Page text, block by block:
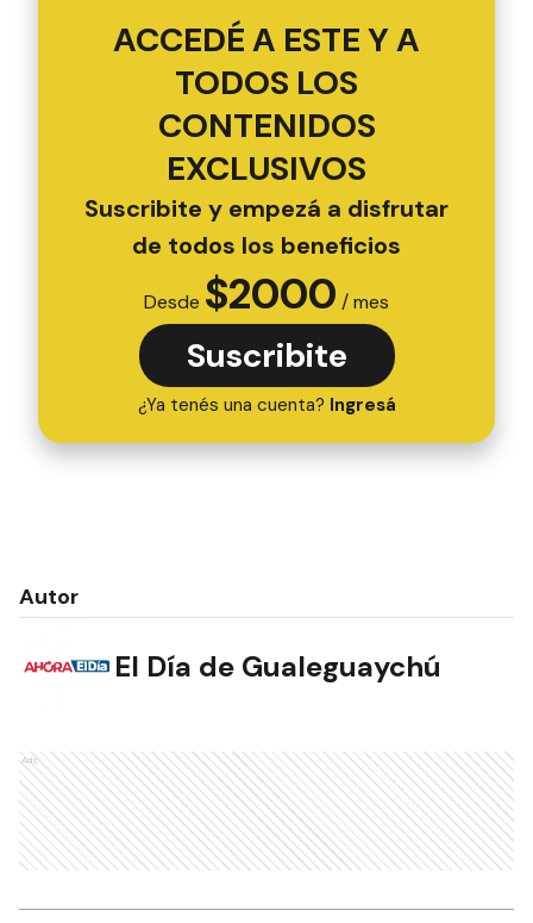
ACCEDÉ A ESTE Y A
TODOS LOS
CONTENIDOS
EXCLUSIVOS
Suscribite y empezá a disfrutar
de todos los beneficios
Desde $2000 / mes
Suscribite
¿Ya tenés una cuenta? Ingresá
Autor
El Día de Gualeguaychú
Ads